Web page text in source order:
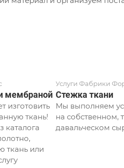
мембраной
изготовить
ткань!
каталога
ткань или
Услуги Фабрики
Стежка ткани
Мы выполняем
на собственном,
давальческом